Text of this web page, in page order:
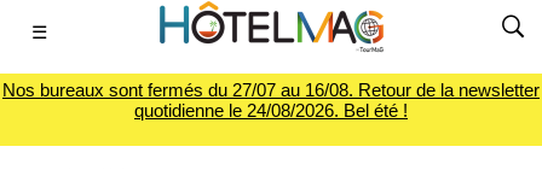
☰
Nos bureaux sont fermés du 27/07 au 16/08. Retour de la newsletter
quotidienne le 24/08/2026. Bel été !